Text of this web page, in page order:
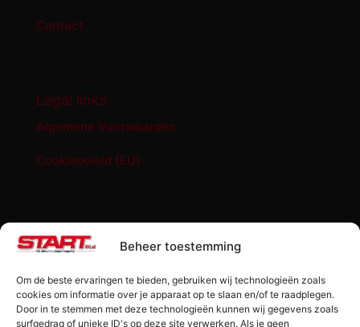
Beheer toestemming
Om de beste ervaringen te bieden, gebruiken wij technologieën zoals
cookies om informatie over je apparaat op te slaan en/of te raadplegen.
Door in te stemmen met deze technologieën kunnen wij gegevens zoals
surfgedrag of unieke ID's op deze site verwerken. Als je geen
Contact
Legal links
Algemene Voorwaarden
Cookiebeleid (EU)
START '84 shop
Losse editie Start ’84